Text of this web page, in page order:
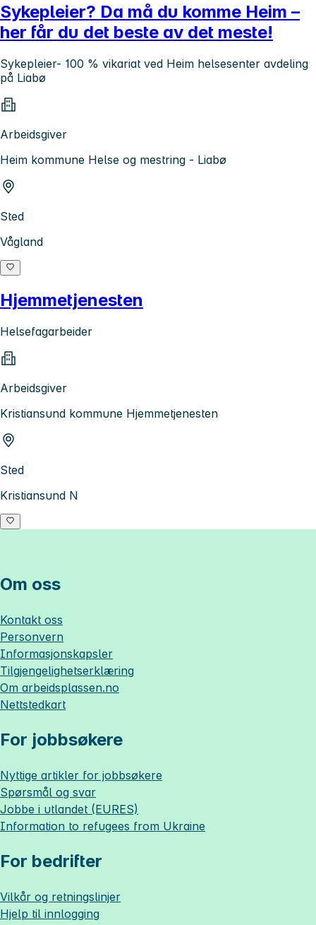
Sykepleier? Da må du komme Heim –
her får du det beste av det meste!
Sykepleier- 100 % vikariat ved Heim helsesenter avdeling
på Liabø
Arbeidsgiver
Heim kommune Helse og mestring - Liabø
Sted
Vågland
Hjemmetjenesten
Helsefagarbeider
Arbeidsgiver
Kristiansund kommune Hjemmetjenesten
Sted
Kristiansund N
Om oss
Kontakt oss
Personvern
Informasjonskapsler
Tilgjengelighetserklæring
Om arbeidsplassen.no
Nettstedkart
For jobbsøkere
Nyttige artikler for jobbsøkere
Spørsmål og svar
Jobbe i utlandet (EURES)
Information to refugees from Ukraine
For bedrifter
Vilkår og retningslinjer
Hjelp til innlogging